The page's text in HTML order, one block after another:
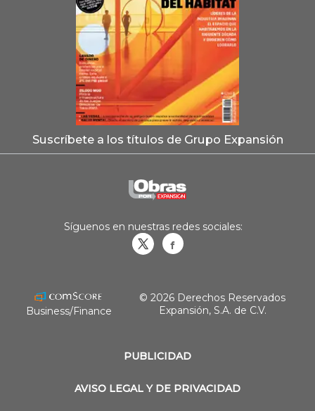
Suscríbete a los títulos de Grupo Expansión
PUBLICIDAD
AVISO LEGAL Y DE PRIVACIDAD
Síguenos en nuestras redes sociales:
Business/Finance
© 2026 Derechos Reservados
Expansión, S.A. de C.V.